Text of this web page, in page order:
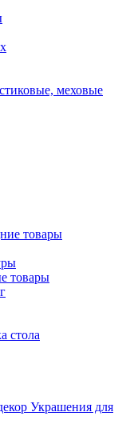
меховые
товары
товары
стола
Украшения для